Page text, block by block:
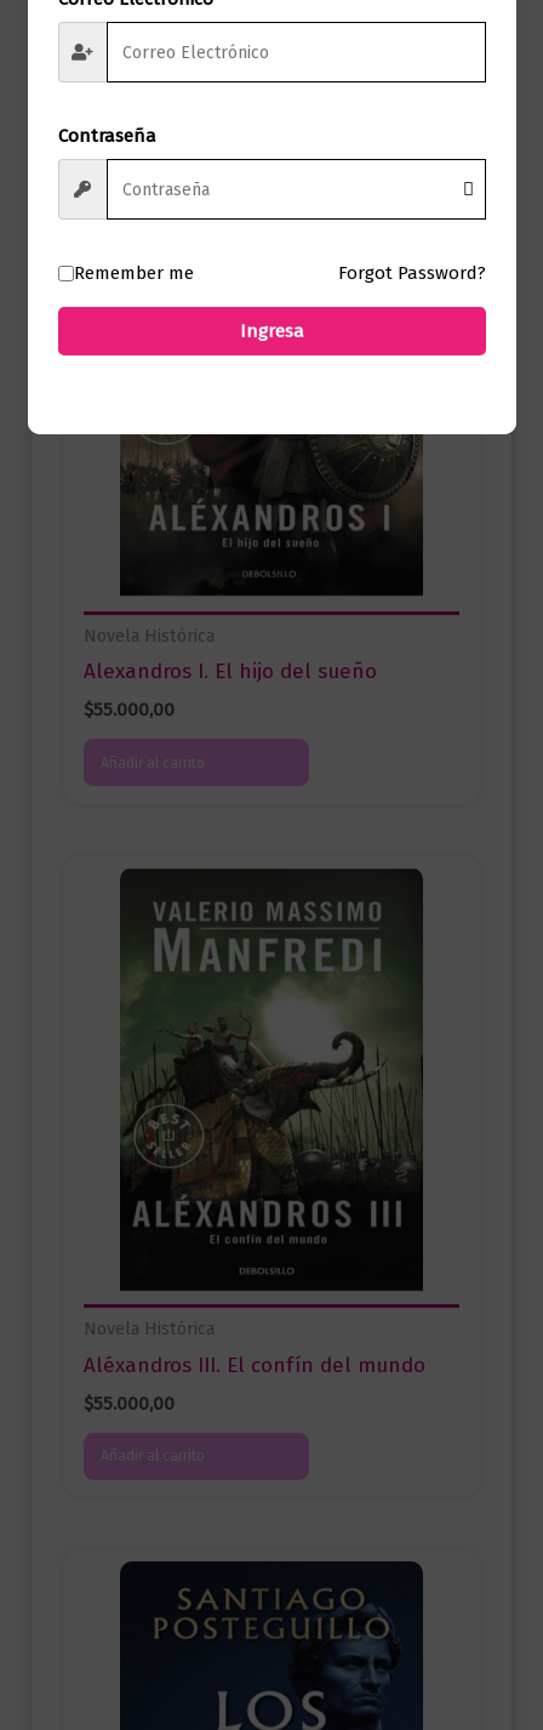
Novela Histórica
Alexandros I. El hijo del sueño
$55.000,00
Añadir al carrito
Novela Histórica
Aléxandros III. El confín del mundo
$55.000,00
Añadir al carrito
Contraseña
Remember me Forgot Password?
Ingresa